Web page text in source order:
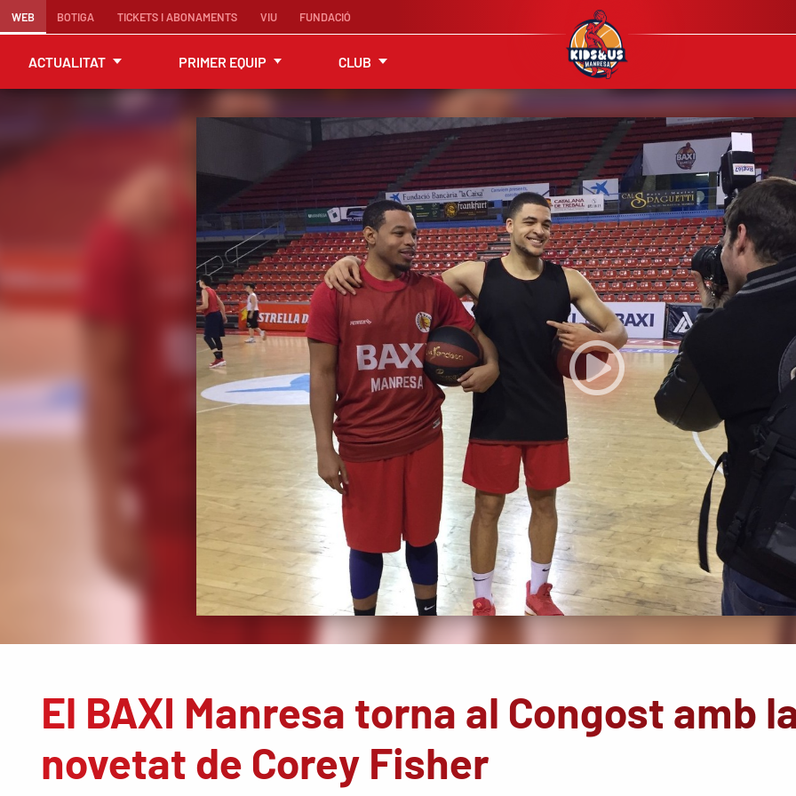
WEB BOTIGA TICKETS I ABONAMENTS VIU FUNDACIÓ
ACTUALITAT PRIMER EQUIP CLUB
El BAXI Manresa torna al Congost amb
novetat de Corey Fisher